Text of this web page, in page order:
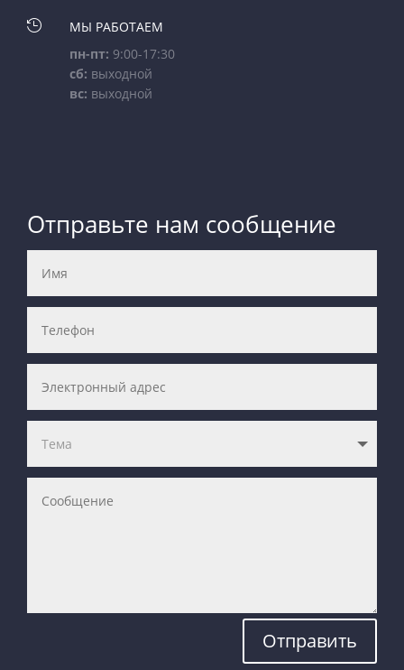

МЫ РАБОТАЕМ
пн-пт: 9:00-17:30
сб: выходной
вс: выходной
Отправьте нам сообщение
Отправить